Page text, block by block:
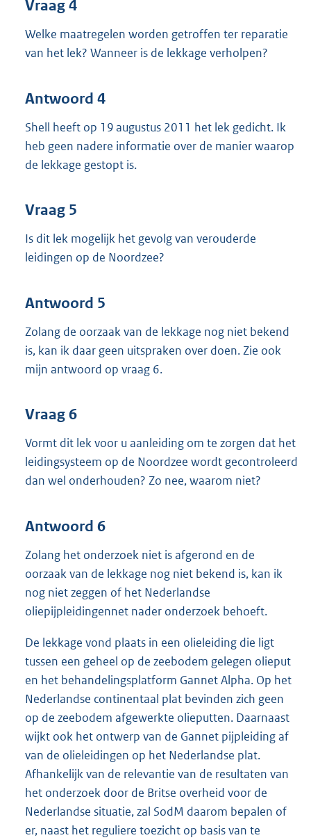
Vraag 4
Welke maatregelen worden getroffen ter reparatie
van het lek? Wanneer is de lekkage verholpen?
Antwoord 4
Shell heeft op 19 augustus 2011 het lek gedicht. Ik
heb geen nadere informatie over de manier waarop
de lekkage gestopt is.
Vraag 5
Is dit lek mogelijk het gevolg van verouderde
leidingen op de Noordzee?
Antwoord 5
Zolang de oorzaak van de lekkage nog niet bekend
is, kan ik daar geen uitspraken over doen. Zie ook
mijn antwoord op vraag 6.
Vraag 6
Vormt dit lek voor u aanleiding om te zorgen dat het
leidingsysteem op de Noordzee wordt gecontroleerd
dan wel onderhouden? Zo nee, waarom niet?
Antwoord 6
Zolang het onderzoek niet is afgerond en de
oorzaak van de lekkage nog niet bekend is, kan ik
nog niet zeggen of het Nederlandse
oliepijpleidingennet nader onderzoek behoeft.
De lekkage vond plaats in een olieleiding die ligt
tussen een geheel op de zeebodem gelegen olieput
en het behandelingsplatform Gannet Alpha. Op het
Nederlandse continentaal plat bevinden zich geen
op de zeebodem afgewerkte olieputten. Daarnaast
wijkt ook het ontwerp van de Gannet pijpleiding af
van de olieleidingen op het Nederlandse plat.
Afhankelijk van de relevantie van de resultaten van
het onderzoek door de Britse overheid voor de
Nederlandse situatie, zal SodM daarom bepalen of
er, naast het reguliere toezicht op basis van te